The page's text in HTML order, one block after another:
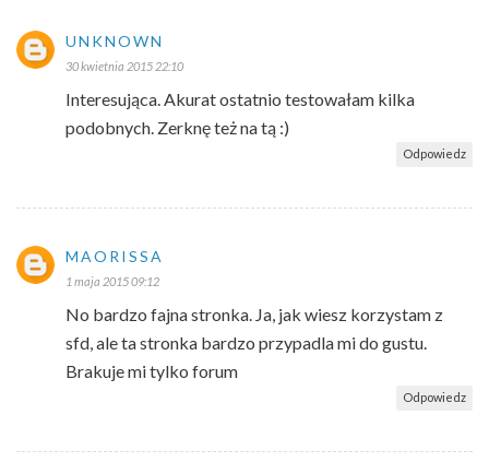
UNKNOWN
30 kwietnia 2015 22:10
Interesująca. Akurat ostatnio testowałam kilka
podobnych. Zerknę też na tą :)
Odpowiedz
MAORISSA
1 maja 2015 09:12
No bardzo fajna stronka. Ja, jak wiesz korzystam z
sfd, ale ta stronka bardzo przypadla mi do gustu.
Brakuje mi tylko forum
Odpowiedz